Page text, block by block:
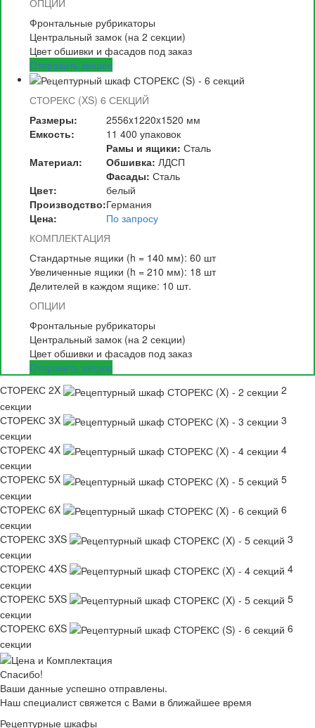
Фронтальные рубрикаторы
Центральный замок (на 2 секции)
Цвет обшивки и фасадов под заказ
Отправить запрос
СТОРЕКС (XS) 6 СЕКЦИЙ
Размеры:
2556x1220x1520 мм
Емкость:
11 400 упаковок
Материал:
Рамы и ящики: Сталь
Обшивка: ЛДСП
Фасады: Сталь
Цвет:
белый
Производство:Германия
Цена:
По запросу
КОМПЛЕКТАЦИЯ
Стандартные ящики (h = 140 мм): 60 шт
Увеличенные ящики (h = 210 мм): 18 шт
Делителей в каждом ящике: 10 шт.
ОПЦИИ
Фронтальные рубрикаторы
Центральный замок (на 2 секции)
Цвет обшивки и фасадов под заказ
Отправить запрос
СТОРЕКС 2X
2
секции
СТОРЕКС 3X
3
секции
СТОРЕКС 4X
4
секции
СТОРЕКС 5X
5
секции
СТОРЕКС 6X
6
секции
СТОРЕКС 3XS
3
секции
СТОРЕКС 4XS
4
секции
СТОРЕКС 5XS
5
секции
СТОРЕКС 6XS
6
секции
Спасибо!
Ваши данные успешно отправлены.
Наш специалист свяжется с Вами в ближайшее время
Рецептурные шкафы